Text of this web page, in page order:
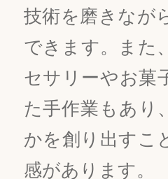
技術を磨きなが
できます。また
セサリーやお菓
た手作業もあり
かを創り出すこ
感があります。